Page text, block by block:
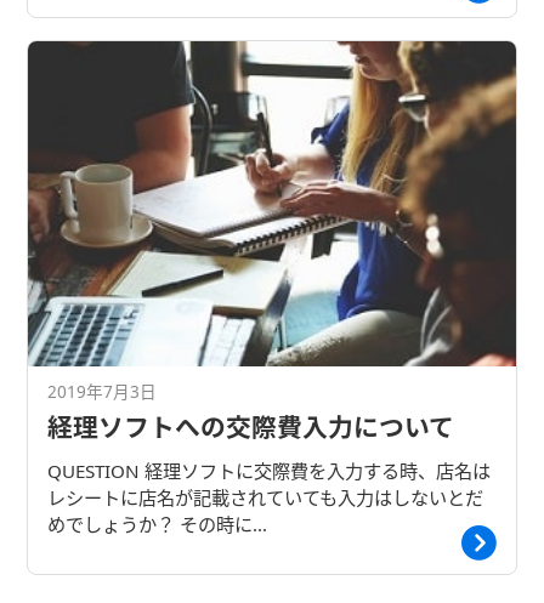
2019年7月3日
経理ソフトへの交際費入力について
QUESTION 経理ソフトに交際費を入力する時、店名は
レシートに店名が記載されていても入力はしないとだ
めでしょうか？ その時に…